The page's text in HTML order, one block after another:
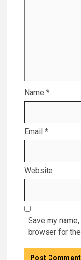
Name *
Email *
Website
Save my
browser for